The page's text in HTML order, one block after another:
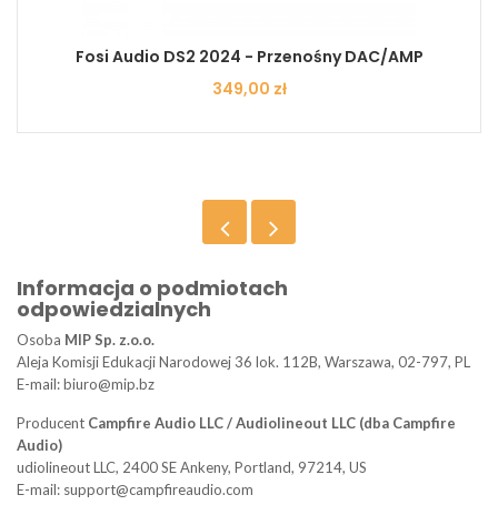
Fosi Audio DS2 2024 - Przenośny DAC/AMP
Cena
349,00 zł
Informacja o podmiotach
odpowiedzialnych
Osoba MIP Sp. z.o.o.
Aleja Komisji Edukacji Narodowej 36 lok. 112B, Warszawa, 02-797, PL
E-mail: biuro@mip.bz
Producent Campfire Audio LLC / Audiolineout LLC (dba Campfire
Audio)
udiolineout LLC, 2400 SE Ankeny, Portland, 97214, US
E-mail: support@campfireaudio.com